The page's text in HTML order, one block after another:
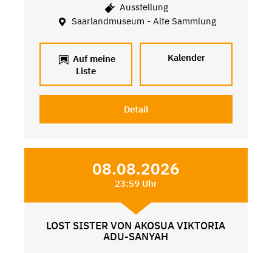
Ausstellung
Saarlandmuseum - Alte Sammlung
Auf meine
Liste
Kalender
Detail
08.08.2026
23:59 Uhr
LOST SISTER VON AKOSUA VIKTORIA
ADU-SANYAH